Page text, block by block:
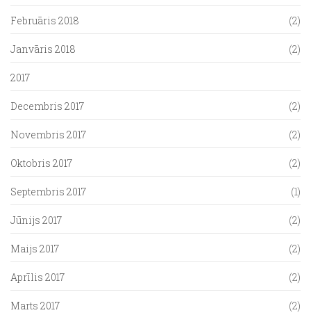
Februāris 2018 (2)
Janvāris 2018 (2)
2017
Decembris 2017 (2)
Novembris 2017 (2)
Oktobris 2017 (2)
Septembris 2017 (1)
Jūnijs 2017 (2)
Maijs 2017 (2)
Aprīlis 2017 (2)
Marts 2017 (2)